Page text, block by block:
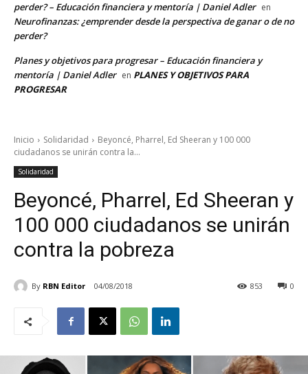
perder? – Educación financiera y mentoría | Daniel Adler en
Neurofinanzas: ¿emprender desde la perspectiva de ganar o de no
perder?
Planes y objetivos para progresar – Educación financiera y
mentoría | Daniel Adler en PLANES Y OBJETIVOS PARA
PROGRESAR